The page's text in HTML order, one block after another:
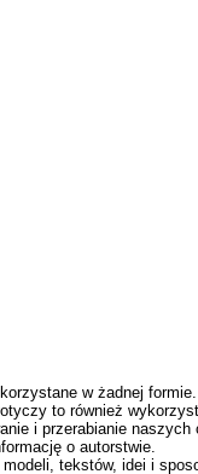
w żadnej
to również
i przerabianie naszych
o autorstwie.
tekstów, idei i